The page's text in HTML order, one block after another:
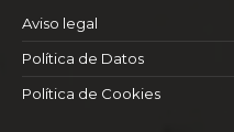
Aviso legal
Política de Datos
Política de Cookies